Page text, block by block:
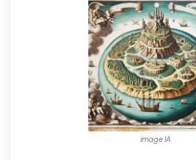
image IA